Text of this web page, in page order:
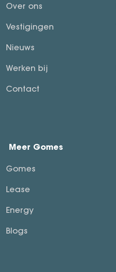
Over ons
Vestigingen
Nieuws
Werken bij
Contact
Meer Gomes
Gomes
Lease
Energy
Blogs